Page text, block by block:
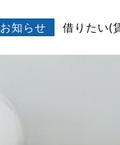
お知らせ 借りたい(